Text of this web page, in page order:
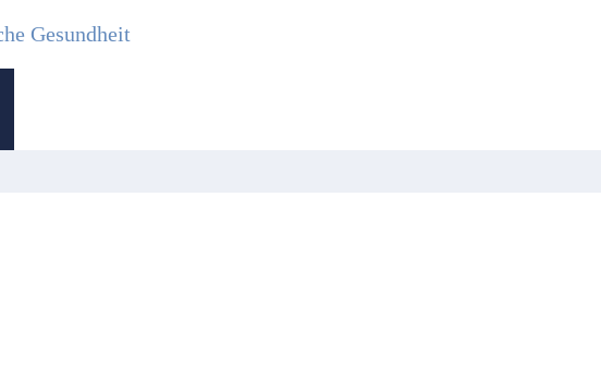
Gesundheit